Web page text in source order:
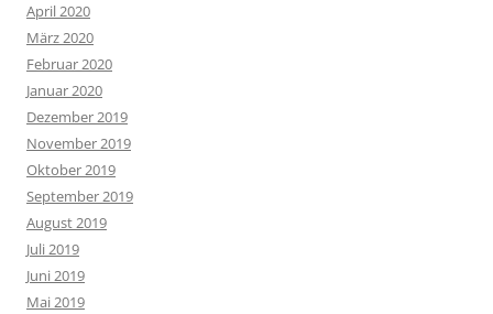
April 2020
März 2020
Februar 2020
Januar 2020
Dezember 2019
November 2019
Oktober 2019
September 2019
August 2019
Juli 2019
Juni 2019
Mai 2019